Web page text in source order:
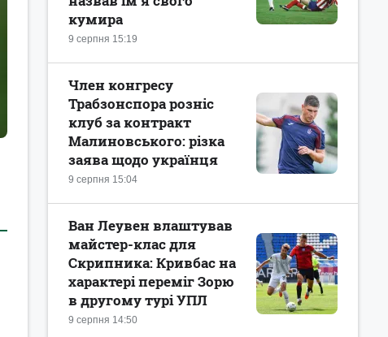
9 серпня 15:19
кумира
9 серпня 15:04
Член конгресу
Трабзонспора розніс
клуб за контракт
Малиновського: різка
заява щодо українця
9 серпня 14:50
Ван Леувен влаштував
майстер-клас для
Скрипника: Кривбас на
характері переміг Зорю
в другому турі УПЛ